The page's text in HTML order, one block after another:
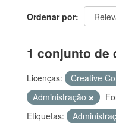
Ordenar por
1 conjunto de
Licenças: Creative
Administração
Etiquetas: